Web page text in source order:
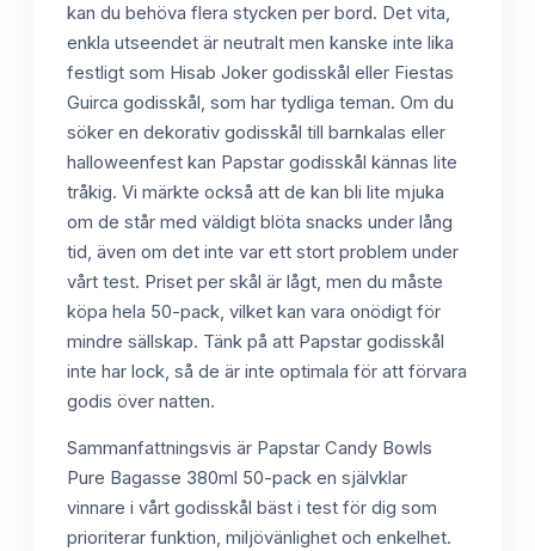
kan du behöva flera stycken per bord. Det vita,
enkla utseendet är neutralt men kanske inte lika
festligt som Hisab Joker godisskål eller Fiestas
Guirca godisskål, som har tydliga teman. Om du
söker en dekorativ godisskål till barnkalas eller
halloweenfest kan Papstar godisskål kännas lite
tråkig. Vi märkte också att de kan bli lite mjuka
om de står med väldigt blöta snacks under lång
tid, även om det inte var ett stort problem under
vårt test. Priset per skål är lågt, men du måste
köpa hela 50-pack, vilket kan vara onödigt för
mindre sällskap. Tänk på att Papstar godisskål
inte har lock, så de är inte optimala för att förvara
godis över natten.
Sammanfattningsvis är Papstar Candy Bowls
Pure Bagasse 380ml 50-pack en självklar
vinnare i vårt godisskål bäst i test för dig som
prioriterar funktion, miljövänlighet och enkelhet.